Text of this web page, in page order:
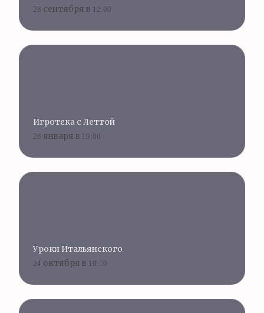
28 сентября в 12:00
Игротека с Леттой
28 января в 19:00
Уроки Итальянского
24 октября в 19:10